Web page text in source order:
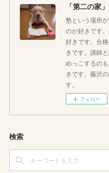
塾という場所
のが好きです
好きです。合
きです。講師
めっこするの
きです。藤沢
す。
フォロー
検索